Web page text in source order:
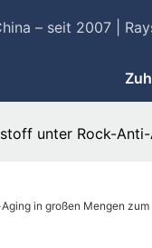
– seit 2007 |
unter Rock-